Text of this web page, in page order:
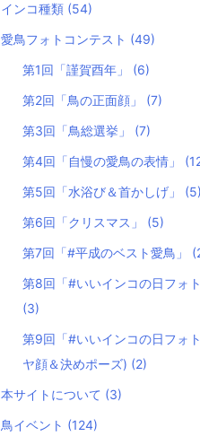
インコ種類 (54)
愛鳥フォトコンテスト (49)
第1回「謹賀酉年」 (6)
第2回「鳥の正面顔」 (7)
第3回「鳥総選挙」 (7)
第4回「自慢の愛鳥の表情」
第5回「水浴び＆首かしげ」 (5)
第6回「クリスマス」 (5)
第7回「#平成のベスト愛鳥」
第8回「#いいインコの日フォ
(3)
第9回「#いいインコの日フォ
ヤ顔＆決めポーズ) (2)
本サイトについて (3)
鳥イベント (124)